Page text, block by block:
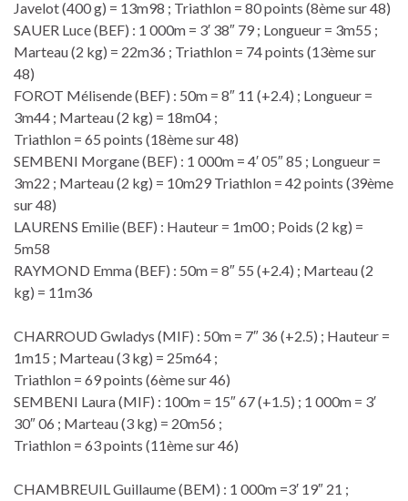
Javelot (400 g) = 13m98 ; Triathlon = 80 points (8ème sur 48)
SAUER Luce (BEF) : 1 000m = 3′ 38″ 79 ; Longueur = 3m55 ;
Marteau (2 kg) = 22m36 ; Triathlon = 74 points (13ème sur
48)
FOROT Mélisende (BEF) : 50m = 8″ 11 (+2.4) ; Longueur =
3m44 ; Marteau (2 kg) = 18m04 ;
Triathlon = 65 points (18ème sur 48)
SEMBENI Morgane (BEF) : 1 000m = 4′ 05″ 85 ; Longueur =
3m22 ; Marteau (2 kg) = 10m29 Triathlon = 42 points (39ème
sur 48)
LAURENS Emilie (BEF) : Hauteur = 1m00 ; Poids (2 kg) =
5m58
RAYMOND Emma (BEF) : 50m = 8″ 55 (+2.4) ; Marteau (2
kg) = 11m36
CHARROUD Gwladys (MIF) : 50m = 7″ 36 (+2.5) ; Hauteur =
1m15 ; Marteau (3 kg) = 25m64 ;
Triathlon = 69 points (6ème sur 46)
SEMBENI Laura (MIF) : 100m = 15″ 67 (+1.5) ; 1 000m = 3′
30″ 06 ; Marteau (3 kg) = 20m56 ;
Triathlon = 63 points (11ème sur 46)
CHAMBREUIL Guillaume (BEM) : 1 000m =3′ 19″ 21 ;